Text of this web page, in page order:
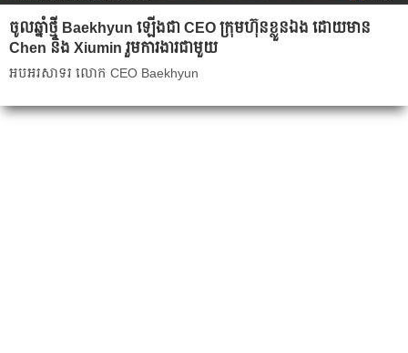
ចូលឆ្នាំថ្មី Baekhyun ឡើងជា CEO ក្រុមហ៊ុនខ្លួនឯង ដោយមាន
Chen និង Xiumin រួមការងារជាមួយ
អបអរសាទរ លោក CEO Baekhyun